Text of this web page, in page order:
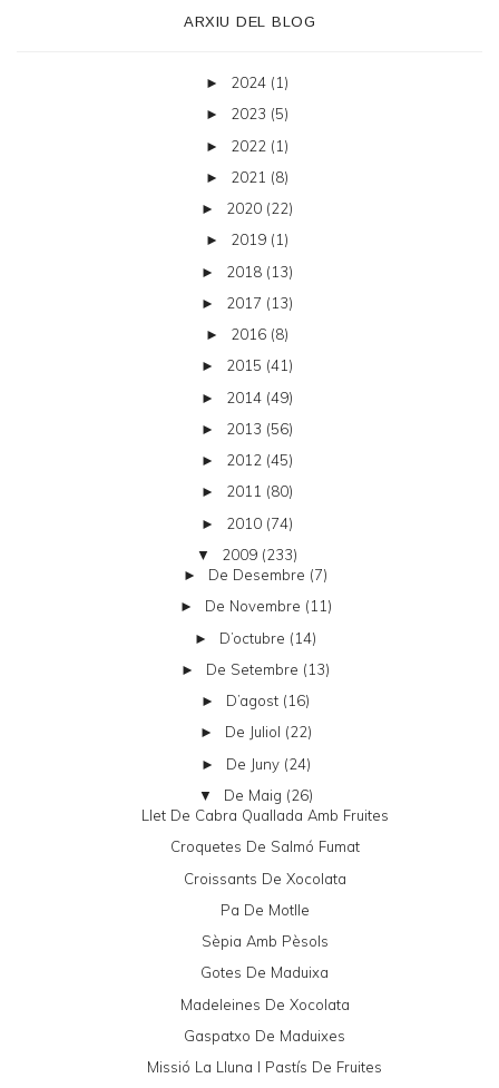
ARXIU DEL BLOG
► 2024 (1)
► 2023 (5)
► 2022 (1)
► 2021 (8)
► 2020 (22)
► 2019 (1)
► 2018 (13)
► 2017 (13)
► 2016 (8)
► 2015 (41)
► 2014 (49)
► 2013 (56)
► 2012 (45)
► 2011 (80)
► 2010 (74)
▼ 2009 (233)
► De Desembre (7)
► De Novembre (11)
► D’octubre (14)
► De Setembre (13)
► D’agost (16)
► De Juliol (22)
► De Juny (24)
▼ De Maig (26)
Llet De Cabra Quallada Amb Fruites
Croquetes De Salmó Fumat
Croissants De Xocolata
Pa De Motlle
Sèpia Amb Pèsols
Gotes De Maduixa
Madeleines De Xocolata
Gaspatxo De Maduixes
Missió La Lluna I Pastís De Fruites